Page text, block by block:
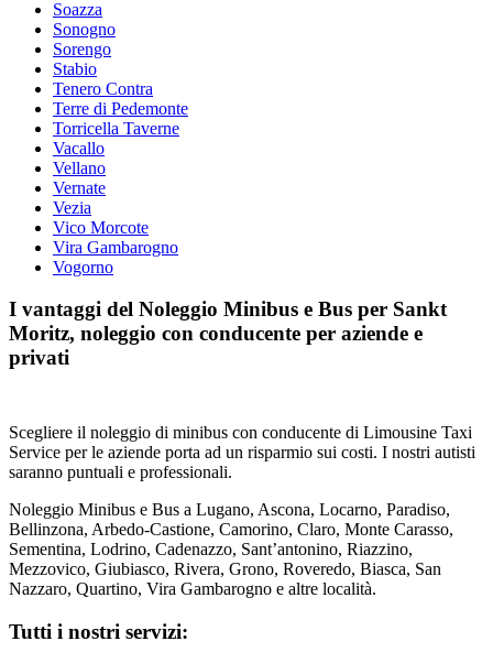
Soazza
Sonogno
Sorengo
Stabio
Tenero Contra
Terre di Pedemonte
Torricella Taverne
Vacallo
Vellano
Vernate
Vezia
Vico Morcote
Vira Gambarogno
Vogorno
I vantaggi del Noleggio Minibus e Bus per Sankt
Moritz, noleggio con conducente per aziende e
privati
Scegliere il noleggio di minibus con conducente di Limousine Taxi
Service per le aziende porta ad un risparmio sui costi. I nostri autisti
saranno puntuali e professionali.
Noleggio Minibus e Bus a Lugano, Ascona, Locarno, Paradiso,
Bellinzona, Arbedo-Castione, Camorino, Claro, Monte Carasso,
Sementina, Lodrino, Cadenazzo, Sant’antonino, Riazzino,
Mezzovico, Giubiasco, Rivera, Grono, Roveredo, Biasca, San
Nazzaro, Quartino, Vira Gambarogno e altre località.
Tutti i nostri servizi: